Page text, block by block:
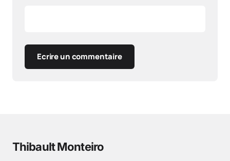
Ecrire un commentaire
Thibault Monteiro